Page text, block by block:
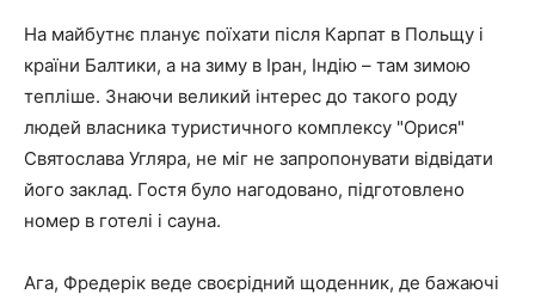
На майбутнє планує поїхати після Карпат в Польщу і
країни Балтики, а на зиму в Іран, Індію – там зимою
тепліше. Знаючи великий інтерес до такого роду
людей власника туристичного комплексу "Орися"
Святослава Угляра, не міг не запропонувати відвідати
його заклад. Гостя було нагодовано, підготовлено
номер в готелі і сауна.
Ага, Фредерік веде своєрідний щоденник, де бажаючі